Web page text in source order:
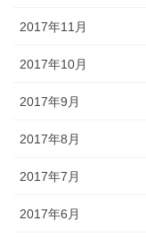
2017年11月
2017年10月
2017年9月
2017年8月
2017年7月
2017年6月